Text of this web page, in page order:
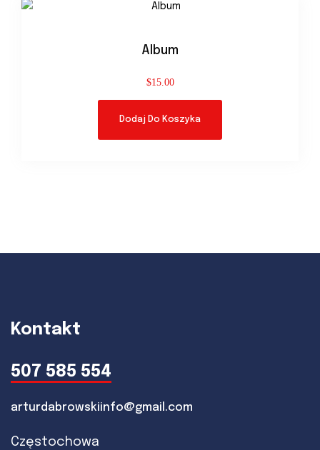
Album
$15.00
Dodaj Do Koszyka
Kontakt
507 585 554
arturdabrowskiinfo@gmail.com
Częstochowa